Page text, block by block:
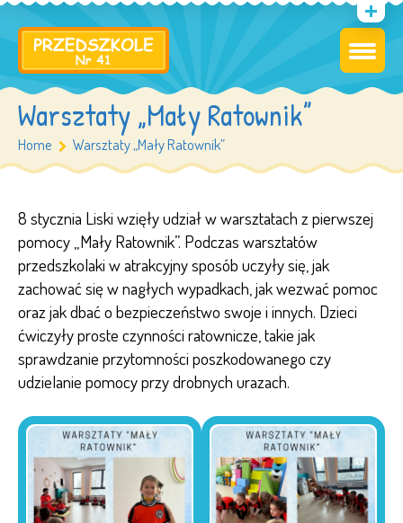
Warsztaty „Mały Ratownik”
Home Warsztaty „Mały Ratownik”
8 stycznia Liski wzięły udział w warsztatach z pierwszej
pomocy „Mały Ratownik”. Podczas warsztatów
przedszkolaki w atrakcyjny sposób uczyły się, jak
zachować się w nagłych wypadkach, jak wezwać pomoc
oraz jak dbać o bezpieczeństwo swoje i innych. Dzieci
ćwiczyły proste czynności ratownicze, takie jak
sprawdzanie przytomności poszkodowanego czy
udzielanie pomocy przy drobnych urazach.